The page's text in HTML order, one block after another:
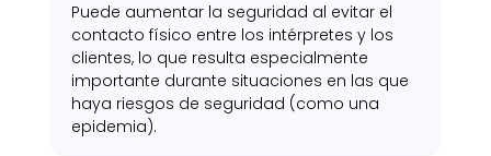
Puede aumentar la seguridad al evitar el
contacto físico entre los intérpretes y los
clientes, lo que resulta especialmente
importante durante situaciones en las que
haya riesgos de seguridad (como una
epidemia).